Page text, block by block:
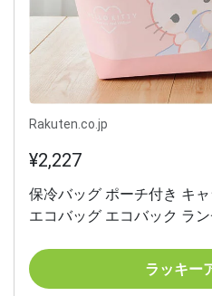
Rakuten.co.jp
¥2,227
保冷バッグ ポーチ付き キ
エコバッグ エコバック ラ
冷保温 かわいい 可愛い 小
チトート おしゃれ オシャレ
ラッキー